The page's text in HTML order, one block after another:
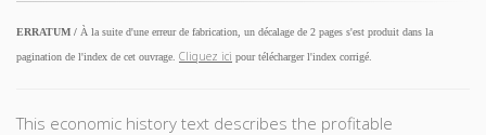
ERRATUM / À la suite d'une erreur de fabrication, un décalage de 2 pages s'est produit dans la
pagination de l'index de cet ouvrage. Cliquez ici pour télécharger l'index corrigé.
This economic history text describes the profitable